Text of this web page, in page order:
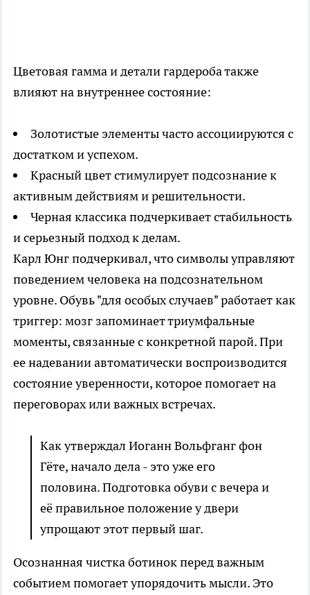
Цветовая гамма и детали гардероба также
влияют на внутреннее состояние:
Золотистые элементы часто ассоциируются с
достатком и успехом.
Красный цвет стимулирует подсознание к
активным действиям и решительности.
Черная классика подчеркивает стабильность
и серьезный подход к делам.
Карл Юнг подчеркивал, что символы управляют
поведением человека на подсознательном
уровне. Обувь "для особых случаев" работает как
триггер: мозг запоминает триумфальные
моменты, связанные с конкретной парой. При
ее надевании автоматически воспроизводится
состояние уверенности, которое помогает на
переговорах или важных встречах.
Как утверждал Иоганн Вольфганг фон
Гёте, начало дела - это уже его
половина. Подготовка обуви с вечера и
её правильное положение у двери
упрощают этот первый шаг.
Осознанная чистка ботинок перед важным
событием помогает упорядочить мысли. Это